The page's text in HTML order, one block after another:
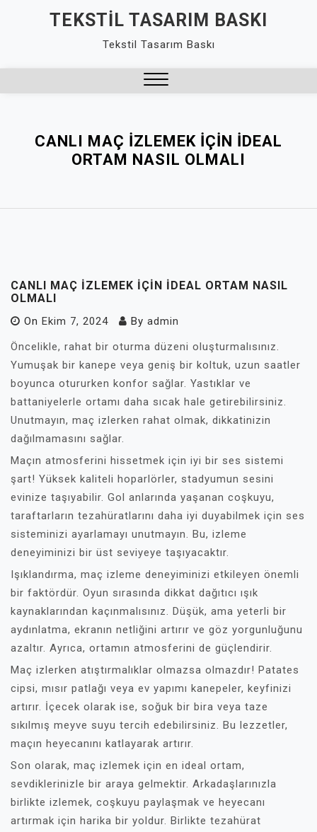
TEKSTIL TASARIM BASKI
Tekstil Tasarım Baskı
CANLI MAÇ İZLEMEK İÇIN İDEAL
ORTAM NASIL OLMALI
CANLI MAÇ İZLEMEK İÇIN İDEAL ORTAM NASIL
OLMALI
On Ekim 7, 2024 By admin
Öncelikle, rahat bir oturma düzeni oluşturmalısınız.
Yumuşak bir kanepe veya geniş bir koltuk, uzun saatler
boyunca otururken konfor sağlar. Yastıklar ve
battaniyelerle ortamı daha sıcak hale getirebilirsiniz.
Unutmayın, maç izlerken rahat olmak, dikkatinizin
dağılmamasını sağlar.
Maçın atmosferini hissetmek için iyi bir ses sistemi
şart! Yüksek kaliteli hoparlörler, stadyumun sesini
evinize taşıyabilir. Gol anlarında yaşanan coşkuyu,
taraftarların tezahüratlarını daha iyi duyabilmek için ses
sisteminizi ayarlamayı unutmayın. Bu, izleme
deneyiminizi bir üst seviyeye taşıyacaktır.
Işıklandırma, maç izleme deneyiminizi etkileyen önemli
bir faktördür. Oyun sırasında dikkat dağıtıcı ışık
kaynaklarından kaçınmalısınız. Düşük, ama yeterli bir
aydınlatma, ekranın netliğini artırır ve göz yorgunluğunu
azaltır. Ayrıca, ortamın atmosferini de güçlendirir.
Maç izlerken atıştırmalıklar olmazsa olmazdır! Patates
cipsi, mısır patlağı veya ev yapımı kanepeler, keyfinizi
artırır. İçecek olarak ise, soğuk bir bira veya taze
sıkılmış meyve suyu tercih edebilirsiniz. Bu lezzetler,
maçın heyecanını katlayarak artırır.
Son olarak, maç izlemek için en ideal ortam,
sevdiklerinizle bir araya gelmektir. Arkadaşlarınızla
birlikte izlemek, coşkuyu paylaşmak ve heyecanı
artırmak için harika bir yoldur. Birlikte tezahürat